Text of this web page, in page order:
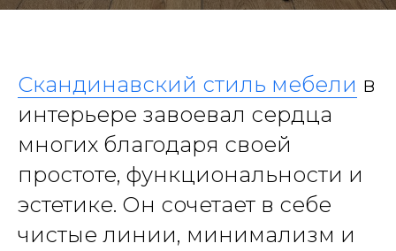
Скандинавский стиль мебели в
интерьере завоевал сердца
многих благодаря своей
простоте, функциональности и
эстетике. Он сочетает в себе
чистые линии, минимализм и